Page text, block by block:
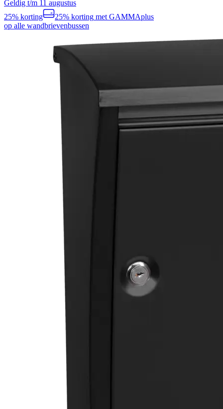
Geldig t/m 11 augustus
25% korting
25% korting met GAMMAplus
op alle wandbrievenbussen